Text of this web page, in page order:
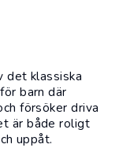
det klassiska
barn där
försöker driva
är både roligt
uppåt.